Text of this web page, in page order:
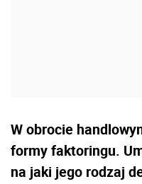
W obrocie
formy faktoringu.
na jaki jego rodzaj